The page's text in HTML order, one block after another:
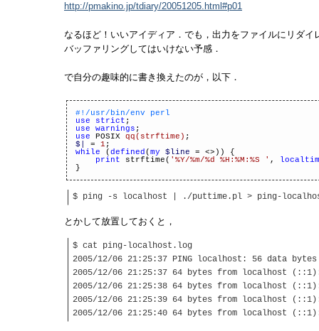
http://pmakino.jp/tdiary/20051205.html#p01
なるほど！いいアイディア．でも，出力をファイルにリダイ
バッファリングしてはいけない予感．
で自分の趣味的に書き換えたのが，以下．
#!/usr/bin/env perl
use strict ;
use warnings ;
use POSIX qq(strftime) ;
$|
= 1 ;
while (defined (my $line = <>)) {
print strftime( '%Y/%m/%d %H:%M:%S ' ,
}
$ ping -s localhost | ./puttime.pl > ping-
とかして放置しておくと，
$ cat ping-localhost.log
2005/12/06 21:25:37 PING localhost: 56 data bytes
2005/12/06 21:25:37 64 bytes from localhost (::1):
2005/12/06 21:25:38 64 bytes from localhost (::1):
2005/12/06 21:25:39 64 bytes from localhost (::1):
2005/12/06 21:25:40 64 bytes from localhost (::1):